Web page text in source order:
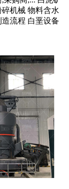
机械 物料含水
流程 白垩设备